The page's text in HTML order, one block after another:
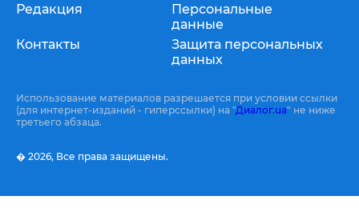
Редакция
Контакты
Персональные
данные
Защита персональных
данных
Использование материалов разрешается при условии ссылки
(для интернет-изданий - гиперссылки) на "Диалог.ua" не ниже
третьего абзаца.
� 2026, Все права защищены.